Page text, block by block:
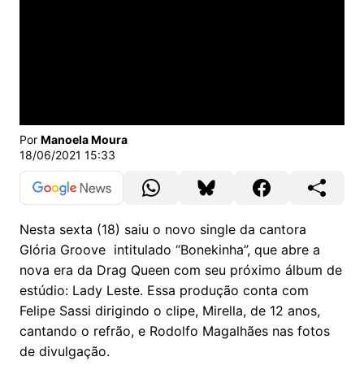
Por Manoela Moura
18/06/2021 15:33
Nesta sexta (18) saiu o novo single da cantora
Glória Groove intitulado “Bonekinha”, que abre a
nova era da Drag Queen com seu próximo álbum de
estúdio: Lady Leste. Essa produção conta com
Felipe Sassi dirigindo o clipe, Mirella, de 12 anos,
cantando o refrão, e Rodolfo Magalhães nas fotos
de divulgação.